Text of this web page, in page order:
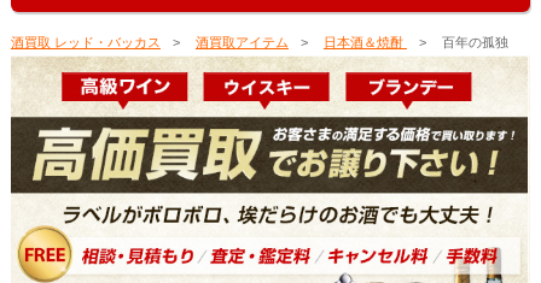
酒買取 レッド・バッカス 酒買取アイテム 日本酒＆焼酎 百年の孤独